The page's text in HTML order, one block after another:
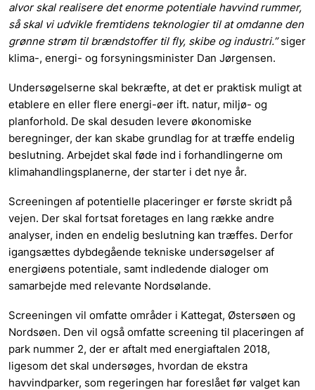
alvor skal realisere det enorme potentiale havvind rummer,
så skal vi udvikle fremtidens teknologier til at omdanne den
grønne strøm til brændstoffer til fly, skibe og industri.”siger
klima-, energi- og forsyningsminister Dan Jørgensen.
Undersøgelserne skal bekræfte, at det er praktisk muligt at
etablere en eller flere energi-øer ift. natur, miljø- og
planforhold. De skal desuden levere økonomiske
beregninger, der kan skabe grundlag for at træffe endelig
beslutning. Arbejdet skal føde ind i forhandlingerne om
klimahandlingsplanerne, der starter i det nye år.
Screeningen af potentielle placeringer er første skridt på
vejen. Der skal fortsat foretages en lang række andre
analyser, inden en endelig beslutning kan træffes. Derfor
igangsættes dybdegående tekniske undersøgelser af
energiøens potentiale, samt indledende dialoger om
samarbejde med relevante Nordsølande.
Screeningen vil omfatte områder i Kattegat, Østersøen og
Nordsøen. Den vil også omfatte screening til placeringen af
park nummer 2, der er aftalt med energiaftalen 2018,
ligesom det skal undersøges, hvordan de ekstra
havvindparker, som regeringen har foreslået før valget kan